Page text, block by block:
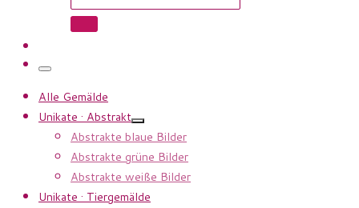
Suche …
Menü
Alle Gemälde
Unikate · Abstrakt
Abstrakte blaue Bilder
Abstrakte grüne Bilder
Abstrakte weiße Bilder
Unikate · Tiergemälde